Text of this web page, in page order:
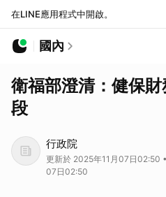
在LINE應用程式中開啟。
國內
衛福部澄清：健保
段
行政院
更新於 2025年11月07日02:50
07日02:50